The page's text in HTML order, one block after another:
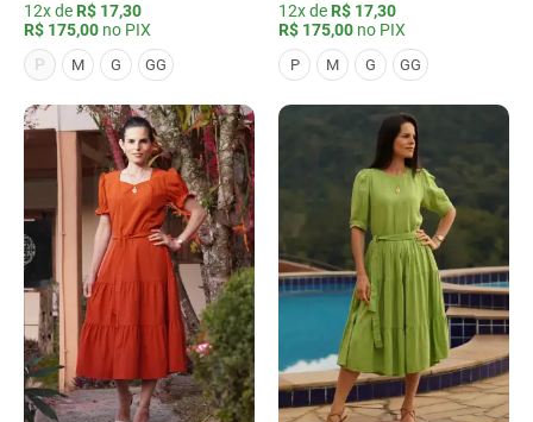
12x de R$ 17,30
R$ 175,00 no PIX
P
M G GG
12x de R$ 17,30
R$ 175,00 no PIX
P M G GG